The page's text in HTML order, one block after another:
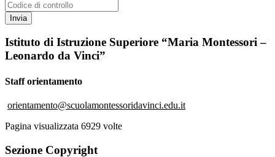
Istituto di Istruzione Superiore “Maria Montessori –
Leonardo da Vinci”
Staff orientamento
orientamento@scuolamontessoridavinci.edu.it
Pagina visualizzata 6929 volte
Sezione Copyright